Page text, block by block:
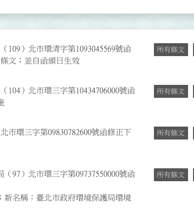
109）北市環清字第1093045569號函
文；並自函頒日生效
所有條文
104）北市環三字第10434706000號函
所有條文
市環三字第09830782600號函修正下
所有條文
97）北市環三字第09737550000號函
新名稱：臺北市政府環境保護局環境
所有條文